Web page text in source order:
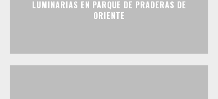
LUMINARIAS EN PARQUE DE PRADERAS DE
ORIENTE